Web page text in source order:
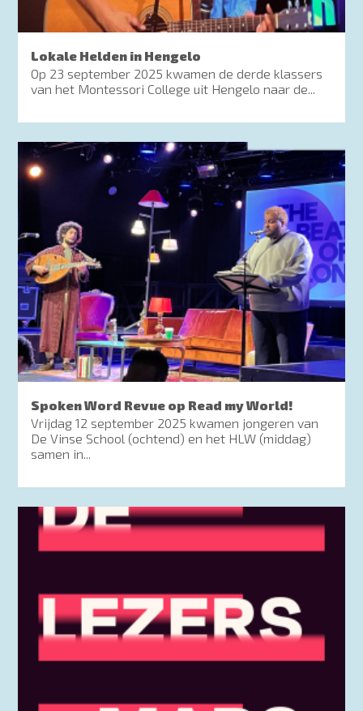
Lokale Helden in Hengelo
Op 23 september 2025 kwamen de derde klassers
van het Montessori College uit Hengelo naar de...
Spoken Word Revue op Read my World!
Vrijdag 12 september 2025 kwamen jongeren van
De Vinse School (ochtend) en het HLW (middag)
samen in...